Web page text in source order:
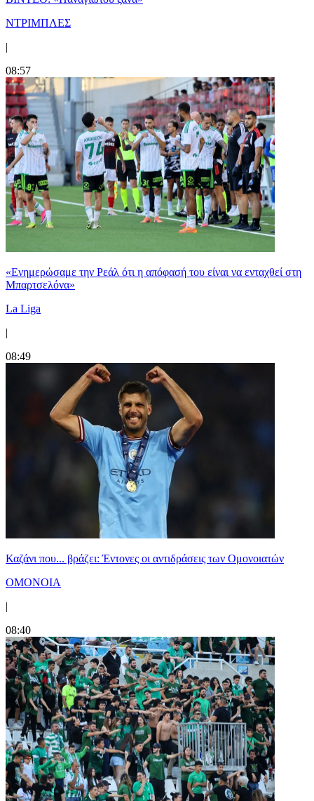
ΝΤΡΙΜΠΛΕΣ
|
08:57
«Ενημερώσαμε την Ρεάλ ότι η απόφασή του είναι να ενταχθεί στη
Μπαρτσελόνα»
La Liga
|
08:49
Καζάνι που... βράζει: Έντονες οι αντιδράσεις των Ομονοιατών
ΟΜΟΝΟΙΑ
|
08:40